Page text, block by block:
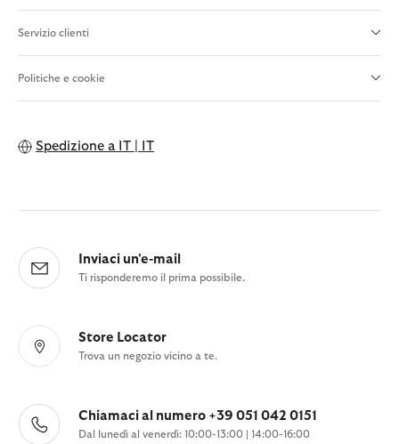
Servizio clienti
Politiche e cookie
Spedizione a IT | IT
Inviaci un'e-mail
Ti risponderemo il prima possibile.
Store Locator
Trova un negozio vicino a te.
Chiamaci al numero +39 051 042 0151
Dal lunedì al venerdì: 10:00-13:00 | 14:00-16:00